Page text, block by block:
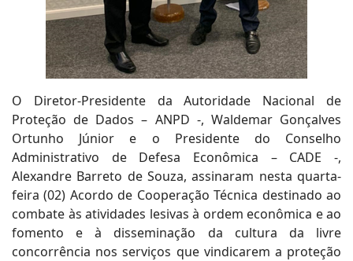
O Diretor-Presidente da Autoridade Nacional de
Proteção de Dados – ANPD -, Waldemar Gonçalves
Ortunho Júnior e o Presidente do Conselho
Administrativo de Defesa Econômica – CADE -,
Alexandre Barreto de Souza, assinaram nesta quarta-
feira (02) Acordo de Cooperação Técnica destinado ao
combate às atividades lesivas à ordem econômica e ao
fomento e à disseminação da cultura da livre
concorrência nos serviços que vindicarem a proteção